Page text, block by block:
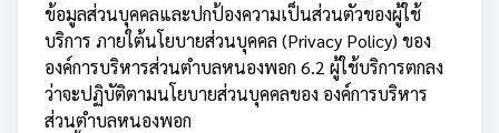
ข้อมูลส่วนบุคคลและปกป้องความเป็นส่วนตัวของผู้ใช้
บริการ ภายใต้นโยบายส่วนบุคคล (Privacy Policy) ของ
องค์การบริหารส่วนตำบลหนองพอก 6.2 ผู้ใช้บริการตกลง
ว่าจะปฏิบัติตามนโยบายส่วนบุคคลของ องค์การบริหาร
ส่วนตำบลหนองพอก